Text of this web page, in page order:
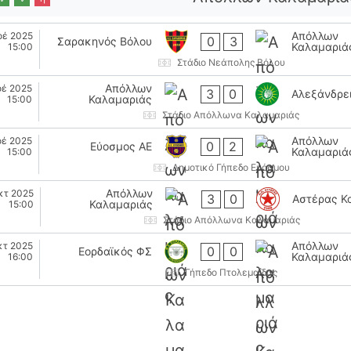
2025
15:00
Σαρακηνός Βόλου 0 3
Απόλλων
Στάδιο Νεάπολης Βόλου
2025
15:00
Απόλλων
Καλαμαριάς
3 0
Στάδιο Απόλλωνα Καλαμαριάς
2025
15:00
Εύοσμος ΑΕ 0 2
Απόλλων
Δημοτικό Γήπεδο Ευόσμου
2025
15:00
Απόλλων
Καλαμαριάς
3 0 Αστέρας
Στάδιο Απόλλωνα Καλαμαριάς
2025
16:00
Εορδαϊκός ΦΣ 0 0
Απόλλων
Γήπεδο Πτολεμαΐδας